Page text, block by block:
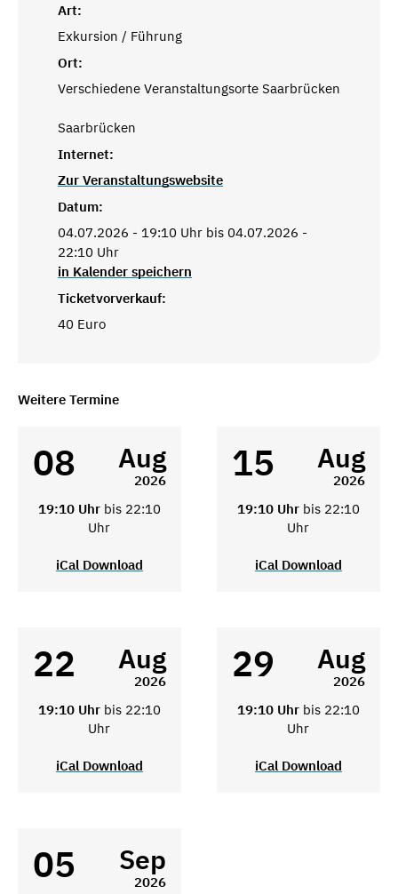
Art:
Exkursion / Führung
Ort:
Verschiedene Veranstaltungsorte Saarbrücken
Saarbrücken
Internet:
Zur Veranstaltungswebsite
Datum:
04.07.2026 - 19:10 Uhr bis 04.07.2026 -
22:10 Uhr
in Kalender speichern
Ticketvorverkauf:
40 Euro
Weitere Termine
08 Aug
2026
19:10 Uhr bis 22:10
Uhr
iCal Download
15 Aug
2026
19:10 Uhr bis 22:10
Uhr
iCal Download
22 Aug
2026
19:10 Uhr bis 22:10
Uhr
iCal Download
29 Aug
2026
19:10 Uhr bis 22:10
Uhr
iCal Download
05 Sep
2026